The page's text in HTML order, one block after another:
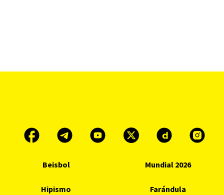
Beisbol Mundial 2026
Hipismo Farándula